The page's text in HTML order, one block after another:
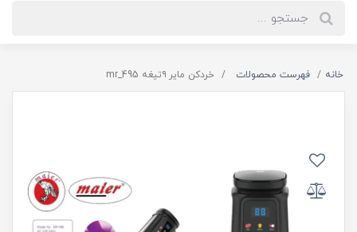
خانه فهرست محصولات خردکن مایر ۹تیغه mr_495